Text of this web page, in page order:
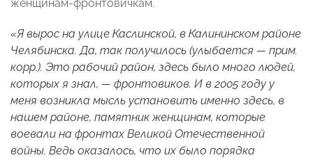
женщинам-фронтовичкам.
«Я вырос на улице Каслинской, в Калининском районе
Челябинска. Да, так получилось (улыбается — прим.
корр.). Это рабочий район, здесь было много людей,
которых я знал, — фронтовиков. И в 2005 году у
меня возникла мысль установить именно здесь, в
нашем районе, памятник женщинам, которые
воевали на фронтах Великой Отечественной
войны. Ведь оказалось, что их было порядка